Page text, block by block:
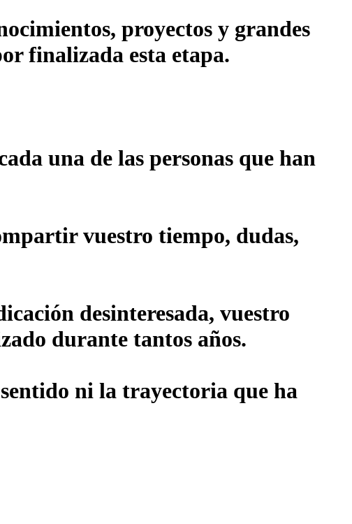
proyectos y grandes
finalizada esta etapa.
una de las personas que han
vuestro tiempo, dudas,
desinteresada, vuestro
durante tantos años.
ni la trayectoria que ha